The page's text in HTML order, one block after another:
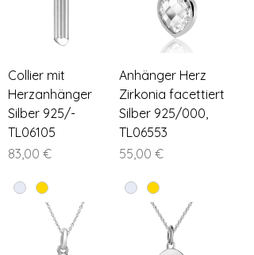
Collier mit
Herzanhänger
Silber 925/-
TL06105
Preis
83,00 €
Anhänger Herz
Zirkonia facettiert
Silber 925/000,
TL06553
Preis
55,00 €